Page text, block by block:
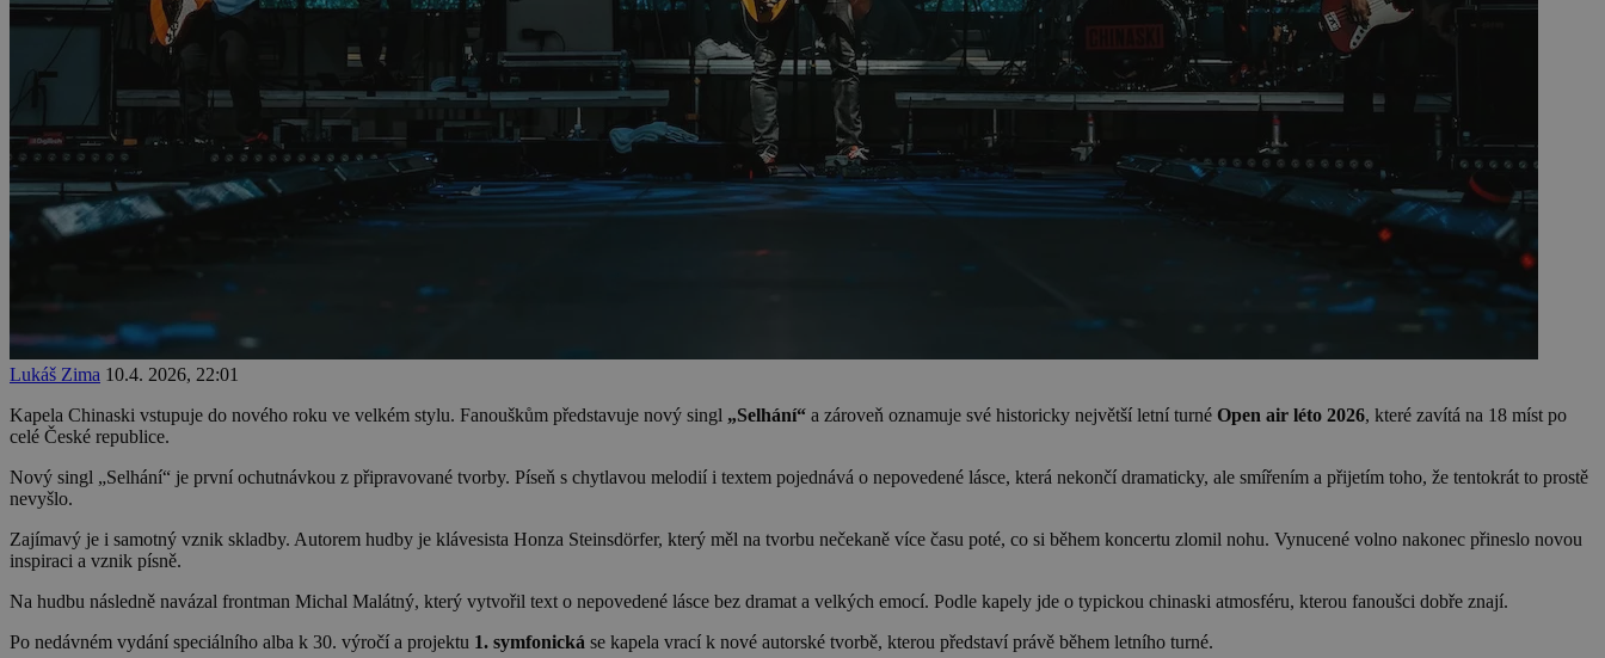
Lukáš Zima 10.4. 2026, 22:01
Kapela Chinaski vstupuje do nového roku ve velkém stylu. Fanouškům představuje nový singl „Selhání“ a zároveň oznamuje své historicky největší letní turné Open air léto 2026, které zavítá na 18 míst po
celé České republice.
Nový singl „Selhání“ je první ochutnávkou z připravované tvorby. Píseň s chytlavou melodií i textem pojednává o nepovedené lásce, která nekončí dramaticky, ale smířením a přijetím toho, že tentokrát to prostě
nevyšlo.
Zajímavý je i samotný vznik skladby. Autorem hudby je klávesista Honza Steinsdörfer, který měl na tvorbu nečekaně více času poté, co si během koncertu zlomil nohu. Vynucené volno nakonec přineslo novou
inspiraci a vznik písně.
Na hudbu následně navázal frontman Michal Malátný, který vytvořil text o nepovedené lásce bez dramat a velkých emocí. Podle kapely jde o typickou chinaski atmosféru, kterou fanoušci dobře znají.
Po nedávném vydání speciálního alba k 30. výročí a projektu 1. symfonická se kapela vrací k nové autorské tvorbě, kterou představí právě během letního turné.